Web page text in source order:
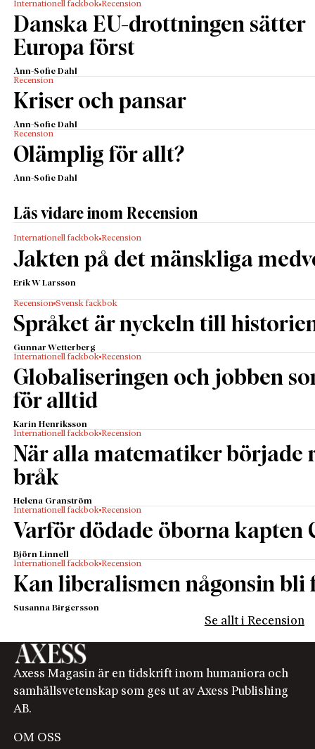
Internationell fackbok Recension
Danska EU-drottningen sätter
Europa först
Ann-Sofie Dahl
Recension
Kriser och pansar
Ann-Sofie Dahl
Recension
Olämplig för allt?
Ann-Sofie Dahl
Läs vidare inom Recension
Internationell fackbok Recension
Jakten på det mänskliga
Erik W Larsson
Recension Svensk fackbok
Språket är nyckeln till
Gunnar Wetterberg
Internationell fackbok Recension
Globaliseringen och jobben
för alltid
Karin Henriksson
Internationell fackbok Recension
När alla matematiker började
bråk
Helena Granström
Internationell fackbok Recension
Varför dödade öborna kapten
Björn Linnell
Internationell fackbok Recension
Kan liberalismen någonsin bli
Susanna Birgersson
Se allt i Recension
Axess Magasin är en tidskrift inom humaniora och
samhällsvetenskap som ges ut av Axess Publishing
AB.
OM OSS